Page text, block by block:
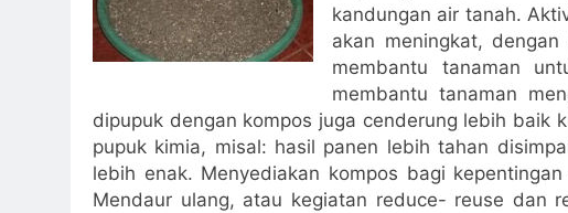
kandungan air tanah.
akan meningkat,
membantu tanaman
membantu tanaman
dipupuk dengan kompos juga cenderung lebih baik
pupuk kimia, misal: hasil panen lebih tahan
lebih enak. Menyediakan kompos bagi
Mendaur ulang, atau kegiatan reduce- reuse dan